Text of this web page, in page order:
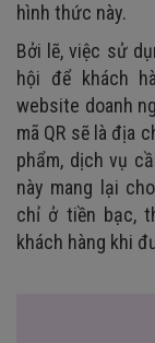
hình thức này.
Bởi lẽ, việc sử
hội để khách
website doanh
mã QR sẽ là địa
phẩm, dịch vụ
này mang lại
chỉ ở tiền bạc,
khách hàng khi